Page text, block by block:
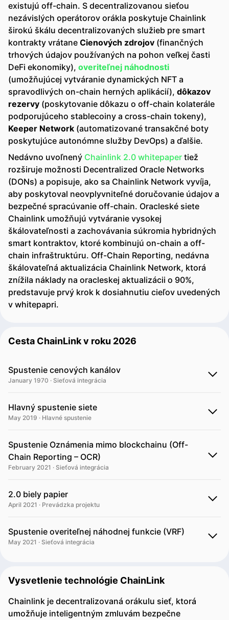
existujú off-chain. S decentralizovanou sieťou
nezávislých operátorov orákla poskytuje Chainlink
širokú škálu decentralizovaných služieb pre smart
kontrakty vrátane Cienových zdrojov (finančných
trhových údajov používaných na pohon veľkej časti
DeFi ekonomiky), overiteľnej náhodnosti
(umožňujúcej vytváranie dynamických NFT a
spravodlivých on-chain herných aplikácií), dôkazov
rezervy (poskytovanie dôkazu o off-chain kolaterále
podporujúceho stablecoiny a cross-chain tokeny),
Keeper Network (automatizované transakčné boty
poskytujúce autonómne služby DevOps) a ďalšie.
Nedávno uvoľnený Chainlink 2.0 whitepaper tiež
rozširuje možnosti Decentralized Oracle Networks
(DONs) a popisuje, ako sa Chainlink Network vyvíja,
aby poskytoval neovplyvniteľné doručovanie údajov a
bezpečné spracúvanie off-chain. Oracleské siete
Chainlink umožňujú vytváranie vysokej
škálovateľnosti a zachovávania súkromia hybridných
smart kontraktov, ktoré kombinujú on-chain a off-
chain infraštruktúru. Off-Chain Reporting, nedávna
škálovateľná aktualizácia Chainlink Network, ktorá
znížila náklady na oracleskej aktualizácii o 90%,
predstavuje prvý krok k dosiahnutiu cieľov uvedených
v whitepapri.
Cesta ChainLink v roku 2026
Spustenie cenových kanálov
January 1970 · Sieťová integrácia
Hlavný spustenie siete
May 2019 · Hlavné spustenie
Spustenie Oznámenia mimo blockchainu (Off-
Chain Reporting – OCR)
February 2021 · Sieťová integrácia
2.0 biely papier
April 2021 · Prevádzka projektu
Spustenie overiteľnej náhodnej funkcie (VRF)
May 2021 · Sieťová integrácia
Vysvetlenie technológie ChainLink
Chainlink je decentralizovaná orákulu sieť, ktorá
umožňuje inteligentným zmluvám bezpečne